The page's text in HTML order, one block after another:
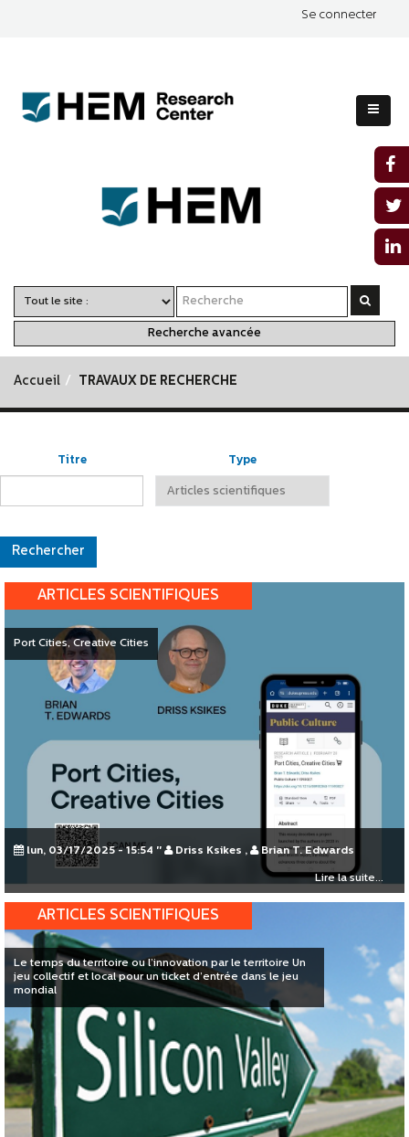
Se connecter
Recherche avancée
Accueil TRAVAUX DE RECHERCHE
Titre Type
Port Cities, Creative Cities
ARTICLES SCIENTIFIQUES
lun, 03/17/2025 - 15:54 " Driss Ksikes , Brian T. Edwards
Lire la suite...
Le temps du territoire ou l’innovation par le territoire Un
jeu collectif et local pour un ticket d’entrée dans le jeu
mondial
ARTICLES SCIENTIFIQUES